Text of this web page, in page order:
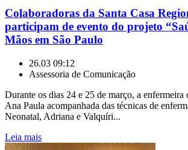
Colaboradoras da Santa Casa
participam de evento do projeto
Mãos em São Paulo
26.03 09:12
Assessoria de Comunicação
Durante os dias 24 e 25 de março, a
Ana Paula acompanhada das técnicas de
Neonatal, Adriana e Valquíri...
Leia mais